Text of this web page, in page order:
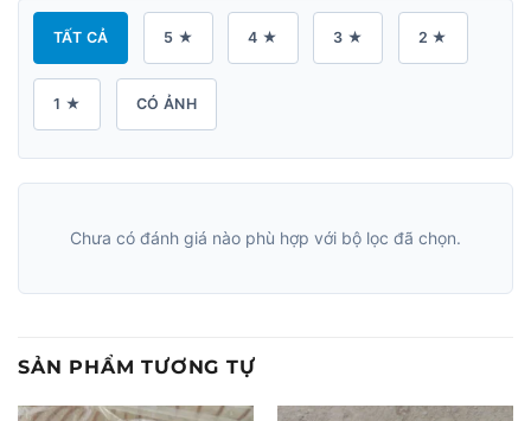
TẤT CẢ 5 ★ 4 ★ 3 ★ 2 ★
1 ★ CÓ ẢNH
Chưa có đánh giá nào phù hợp với bộ lọc đã chọn.
SẢN PHẨM TƯƠNG TỰ